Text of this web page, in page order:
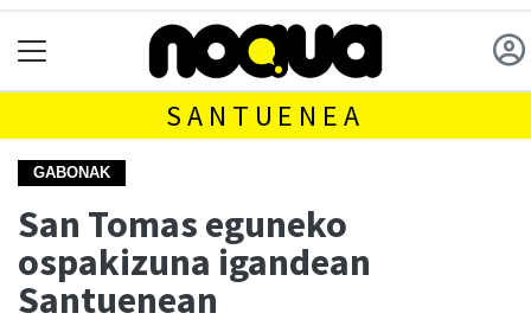
SANTUENEA
GABONAK
San Tomas eguneko
ospakizuna igandean
Santuenean